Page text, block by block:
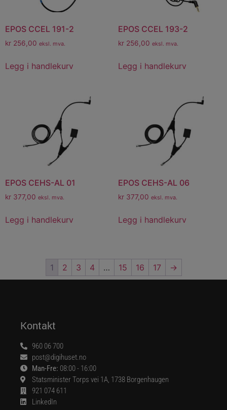
EPOS CCEL 191-2
kr 256,00 eksl. mva.
Legg i handlekurv
EPOS CCEL 193-2
kr256,00 eksl. mva.
Legg i handlekurv
EPOS CEHS-AL 01
kr 377,00 eksl. mva.
Legg i handlekurv
EPOS CEHS-AL 06
kr377,00 eksl. mva.
Legg i handlekurv
1 2 3 4 … 15 16 17 →
Kontakt
960 06 700
post@digihuset.no
Man-Fre: 08:00 - 16:00
Statsminister Torps vei 1A, 1738 Borgenhaugen
921 074 611
LinkedIn